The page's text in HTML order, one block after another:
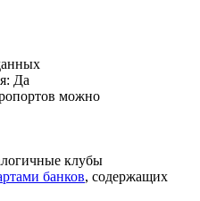
Да
можно
клубы
банков, содержащих